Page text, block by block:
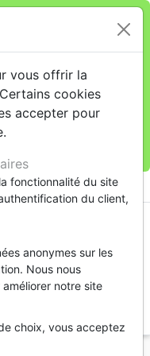
au 4, rue Audubon
close
au retrait en
passer vos
de la Bible
shopping_cart
vous offrir la
cookies
accepter pour
fonctionnalité du site
du client,
anonymes sur les
Nous nous
notre site
choix, vous acceptez